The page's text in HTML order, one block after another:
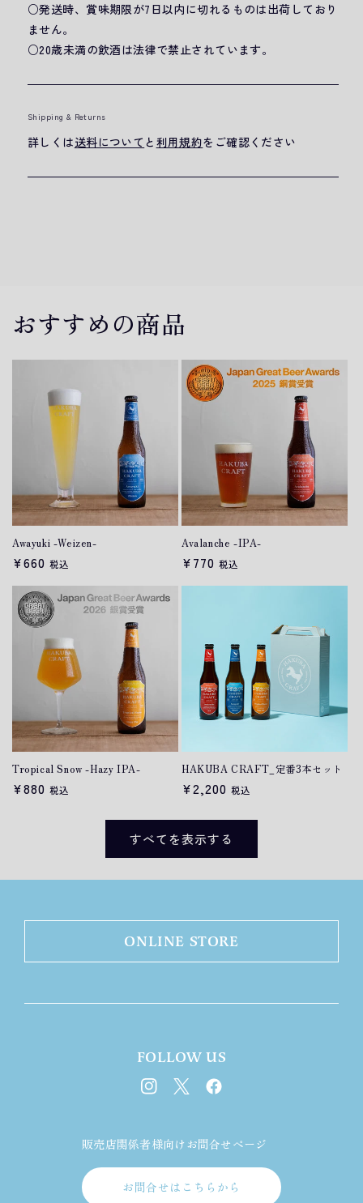
○発送時、賞味期限が7日以内に切れるものは出荷しており
ません。
○20歳未満の飲酒は法律で禁止されています。
Shipping & Returns
詳しくは送料について と 利用規約をご確認ください
おすすめの商品
Awayuki -Weizen-
通
常
価
格
¥660 税込
Avalanche -IPA-
通
常
¥770 税込
Tropical Snow -Hazy IPA-
通
¥880 税込
HAKUBA CRAFT_定番3本セット
通
格
¥2,200 税込
すべてを表示する
ONLINE STORE
FOLLOW US
InstagramTwitterFacebook
販売店関係者様向けお問合せページ
お問合せはこちらから